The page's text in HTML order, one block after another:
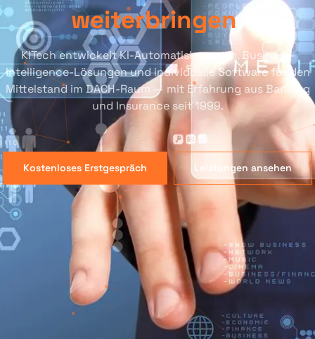
weiterbringen.
KITech entwickelt KI-Automatisierungen, Business-
Intelligence-Lösungen und individuelle Software für den
Mittelstand im DACH-Raum — mit Erfahrung aus Banking
und Insurance seit 1999.
Kostenloses Erstgespräch Leistungen ansehen